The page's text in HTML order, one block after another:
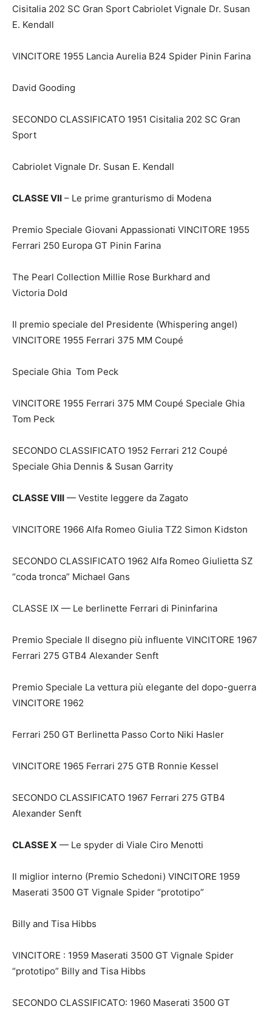
Cisitalia 202 SC Gran Sport Cabriolet Vignale Dr. Susan
E. Kendall
VINCITORE 1955 Lancia Aurelia B24 Spider Pinin Farina
David Gooding
SECONDO CLASSIFICATO 1951 Cisitalia 202 SC Gran
Sport
Cabriolet Vignale Dr. Susan E. Kendall
CLASSE VII – Le prime granturismo di Modena
Premio Speciale Giovani Appassionati VINCITORE 1955
Ferrari 250 Europa GT Pinin Farina
The Pearl Collection Millie Rose Burkhard and
Victoria Dold
Il premio speciale del Presidente (Whispering angel)
VINCITORE 1955 Ferrari 375 MM Coupé
Speciale Ghia Tom Peck
VINCITORE 1955 Ferrari 375 MM Coupé Speciale Ghia
Tom Peck
SECONDO CLASSIFICATO 1952 Ferrari 212 Coupé
Speciale Ghia Dennis & Susan Garrity
CLASSE VIII — Vestite leggere da Zagato
VINCITORE 1966 Alfa Romeo Giulia TZ2 Simon Kidston
SECONDO CLASSIFICATO 1962 Alfa Romeo Giulietta SZ
“coda tronca” Michael Gans
CLASSE IX — Le berlinette Ferrari di Pininfarina
Premio Speciale Il disegno più influente VINCITORE 1967
Ferrari 275 GTB4 Alexander Senft
Premio Speciale La vettura più elegante del dopo-guerra
VINCITORE 1962
Ferrari 250 GT Berlinetta Passo Corto Niki Hasler
VINCITORE 1965 Ferrari 275 GTB Ronnie Kessel
SECONDO CLASSIFICATO 1967 Ferrari 275 GTB4
Alexander Senft
CLASSE X — Le spyder di Viale Ciro Menotti
Il miglior interno (Premio Schedoni) VINCITORE 1959
Maserati 3500 GT Vignale Spider “prototipo”
Billy and Tisa Hibbs
VINCITORE : 1959 Maserati 3500 GT Vignale Spider
“prototipo” Billy and Tisa Hibbs
SECONDO CLASSIFICATO: 1960 Maserati 3500 GT